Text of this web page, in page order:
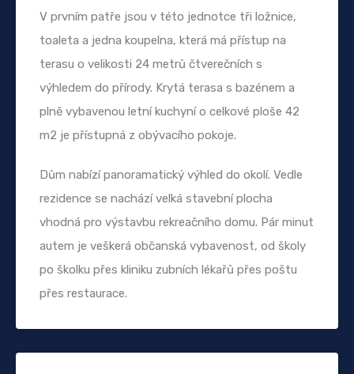
V prvním patře jsou v této jednotce tři ložnice,
toaleta a jedna koupelna, která má přístup na
terasu o velikosti 24 metrů čtverečních s
výhledem do přírody. Krytá terasa s bazénem a
plně vybavenou letní kuchyní o celkové ploše 42
m2 je přístupná z obývacího pokoje.
Dům nabízí panoramatický výhled do okolí. Vedle
rezidence se nachází velká stavební plocha
vhodná pro výstavbu rekreačního domu. Pár minut
autem je veškerá občanská vybavenost, od školy
po školku přes kliniku zubních lékařů přes poštu
přes restaurace.